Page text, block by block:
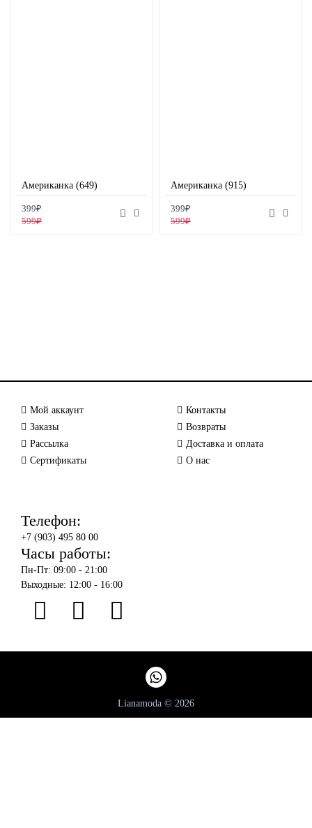
Американка (649)
399₽
599₽
Американка (915)
399₽
599₽
Мой аккаунт
Заказы
Рассылка
Сертификаты
Контакты
Возвраты
Доставка и оплата
О нас
Телефон:
+7 (903) 495 80 00
Часы работы:
Пн-Пт: 09:00 - 21:00
Выходные: 12:00 - 16:00
Lianamoda © 2026